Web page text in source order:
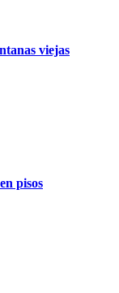
viejas
pisos